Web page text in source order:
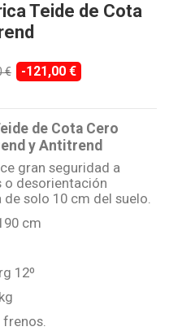
Teide de Cota
€ -121,00 €
de Cota Cero
y Antitrend
gran seguridad a
o desorientación
solo 10 cm del suelo.
cm
12º
frenos.